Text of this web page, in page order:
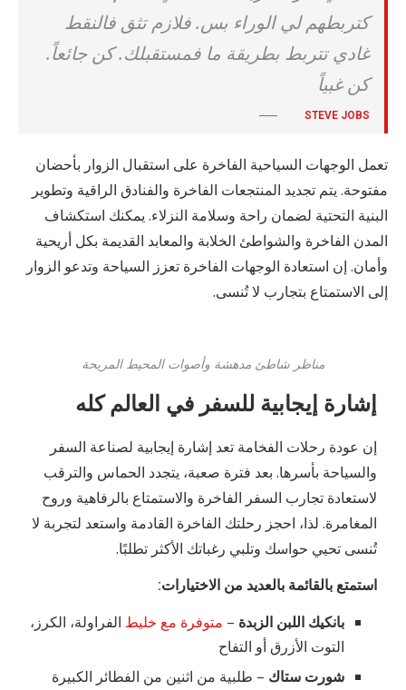
كتربطهم لي الوراء بس. فلازم تثق فالنقط
غادي تتربط بطريقة ما فمستقبلك. كن جائعاً.
كن غبياً
STEVE JOBS
تعمل الوجهات السياحية الفاخرة على استقبال الزوار بأحضان
مفتوحة. يتم تجديد المنتجعات الفاخرة والفنادق الراقية وتطوير
البنية التحتية لضمان راحة وسلامة النزلاء. يمكنك استكشاف
المدن الفاخرة والشواطئ الخلابة والمعابد القديمة بكل أريحية
وأمان. إن استعادة الوجهات الفاخرة تعزز السياحة وتدعو الزوار
إلى الاستمتاع بتجارب لا تُنسى.
مناظر شاطئ مدهشة وأصوات المحيط المريحة
إشارة إيجابية للسفر في العالم كله
إن عودة رحلات الفخامة تعد إشارة إيجابية لصناعة السفر
والسياحة بأسرها. بعد فترة صعبة، يتجدد الحماس والترقب
لاستعادة تجارب السفر الفاخرة والاستمتاع بالرفاهية وروح
المغامرة. لذا، احجز رحلتك الفاخرة القادمة واستعد لتجربة لا
تُنسى تحيي حواسك وتلبي رغباتك الأكثر تطلبًا.
استمتع بالقائمة بالعديد من الاختيارات:
بانكيك اللبن الزبدة – متوفرة مع خليط الفراولة، الكرز،
التوت الأزرق أو التفاح
شورت ستاك – طلبية من اثنين من الفطائر الكبيرة